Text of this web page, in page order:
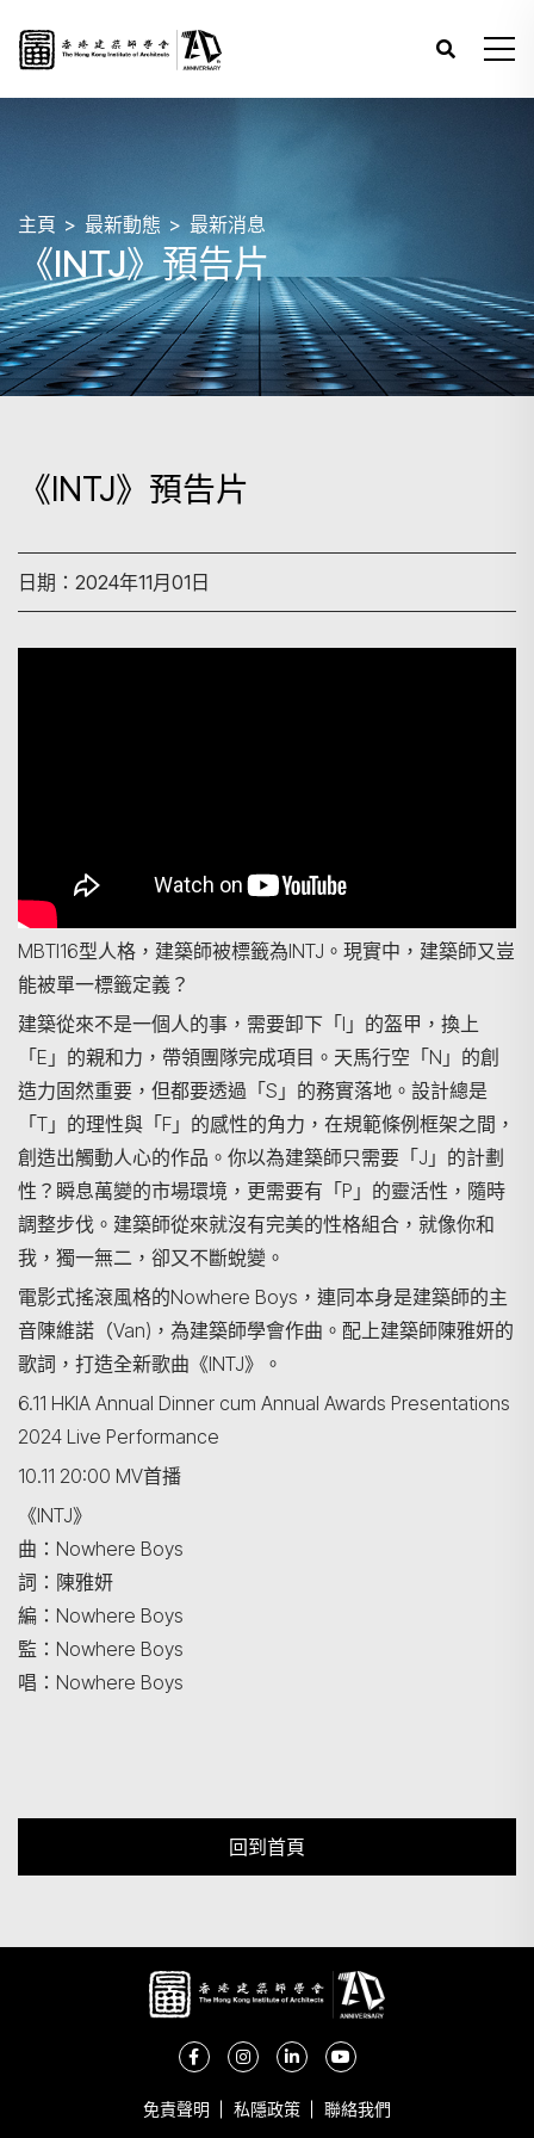
搜尋
主頁 最新動態 最新消息
《INTJ》預告片
《INTJ》預告片
日期：2024年11月01日
MBTI16型人格，建築師被標籤為INTJ。現實中，建築師又豈
能被單一標籤定義？
建築從來不是一個人的事，需要卸下「I」的盔甲，換上
「E」的親和力，帶領團隊完成項目。天馬行空「N」的創
造力固然重要，但都要透過「S」的務實落地。設計總是
「T」的理性與「F」的感性的角力，在規範條例框架之間，
創造出觸動人心的作品。你以為建築師只需要「J」的計劃
性？瞬息萬變的市場環境，更需要有「P」的靈活性，隨時
調整步伐。建築師從來就沒有完美的性格組合，就像你和
我，獨一無二，卻又不斷蛻變。
電影式搖滾風格的Nowhere Boys，連同本身是建築師的主
音陳維諾（Van)，為建築師學會作曲。配上建築師陳雅妍的
歌詞，打造全新歌曲《INTJ》。
6.11 HKIA Annual Dinner cum Annual Awards Presentations
2024 Live Performance
10.11 20:00 MV首播
《INTJ》
曲：Nowhere Boys
詞：陳雅妍
編：Nowhere Boys
監：Nowhere Boys
唱：Nowhere Boys
回到首頁
免責聲明 私隱政策 聯絡我們